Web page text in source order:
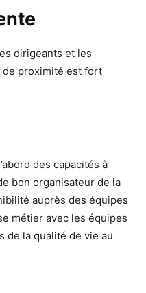
dirigeants et les
de proximité est fort
des capacités à
bon organisateur de la
auprès des équipes
métier avec les équipes
de la qualité de vie au